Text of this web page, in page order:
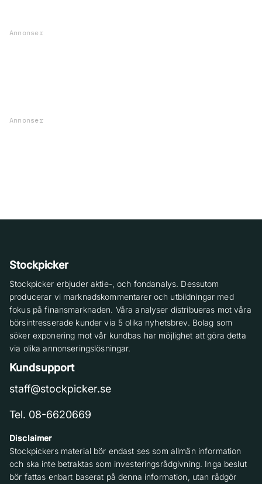
Annonser
Annonser
Stockpicker
Stockpicker erbjuder aktie-, och fondanalys. Dessutom
producerar vi marknadskommentarer och utbildningar med
fokus på finansmarknaden. Våra analyser distribueras mot våra
börsintresserade kunder via 5 olika nyhetsbrev. Bolag som
söker exponering mot vår kundbas har möjlighet att göra detta
via olika annonseringslösningar.
Kundsupport
staff@stockpicker.se
Tel. 08-6620669
Disclaimer
Stockpickers material bör endast ses som allmän information
och ska inte betraktas som investeringsrådgivning. Inga beslut
bör fattas enbart baserat på denna information, utan rådgör